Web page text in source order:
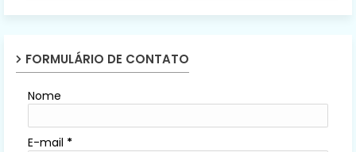
FORMULÁRIO DE CONTATO
Nome
E-mail *